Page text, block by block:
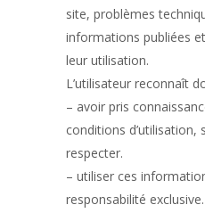
site, problèmes
informations publiées
leur utilisation.
L’utilisateur reconnaît
– avoir pris
conditions d’utilisation,
respecter.
– utiliser ces
responsabilité exclusive.